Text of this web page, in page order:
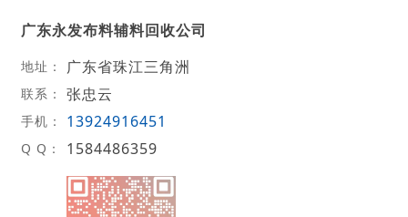
广东永发布料辅料回收公司
地址： 广东省珠江三角洲
联系： 张忠云
手机： 13924916451
Q Q： 1584486359